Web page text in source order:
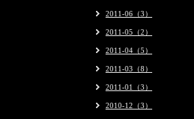
2011-06（3）
2011-05（2）
2011-04（5）
2011-03（8）
2011-01（3）
2010-12（3）